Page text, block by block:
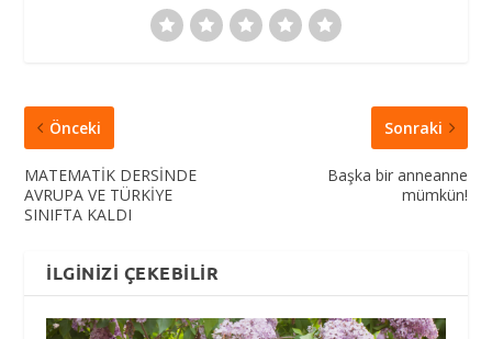
Önceki
MATEMATİK DERSİNDE
AVRUPA VE TÜRKİYE
SINIFTA KALDI
Sonraki
Başka bir anneanne
mümkün!
İLGINIZI ÇEKEBILIR